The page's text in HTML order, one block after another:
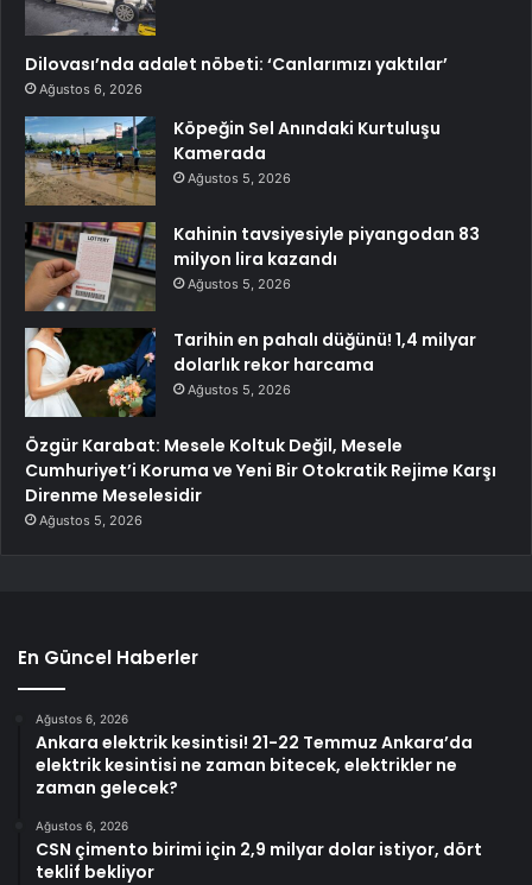
Dilovası’nda adalet nöbeti: ‘Canlarımızı yaktılar’
Ağustos 6, 2026
Köpeğin Sel Anındaki Kurtuluşu
Kamerada
Ağustos 5, 2026
Kahinin tavsiyesiyle piyangodan 83
milyon lira kazandı
Ağustos 5, 2026
Tarihin en pahalı düğünü! 1,4 milyar
dolarlık rekor harcama
Ağustos 5, 2026
Özgür Karabat: Mesele Koltuk Değil, Mesele
Cumhuriyet’i Koruma ve Yeni Bir Otokratik Rejime Karşı
Direnme Meselesidir
Ağustos 5, 2026
En Güncel Haberler
Ağustos 6, 2026
Ankara elektrik kesintisi! 21-22 Temmuz Ankara’da
elektrik kesintisi ne zaman bitecek, elektrikler ne
zaman gelecek?
Ağustos 6, 2026
CSN çimento birimi için 2,9 milyar dolar istiyor, dört
teklif bekliyor